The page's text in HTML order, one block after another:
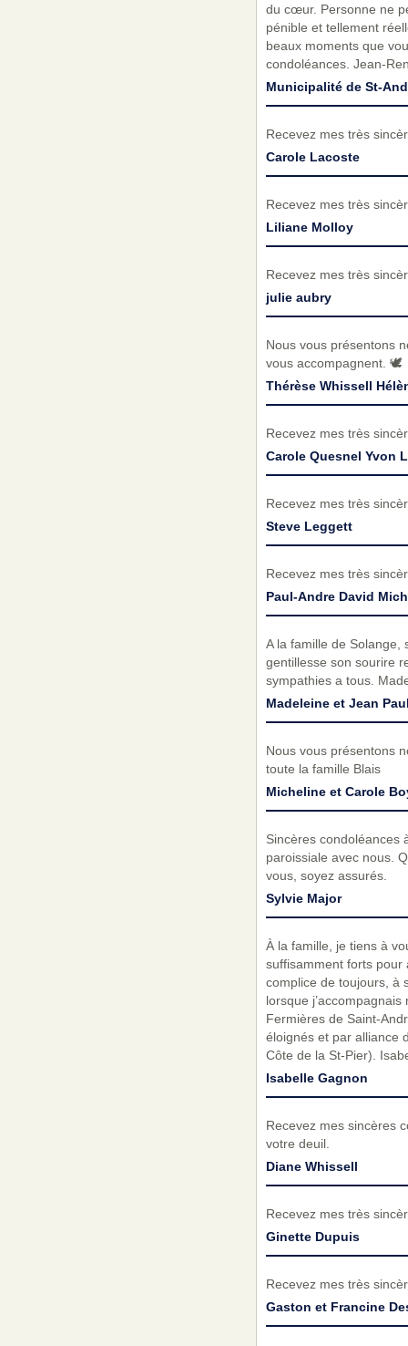
du cœur. Personne ne
pénible et tellement
beaux moments que
condoléances. Jean-
Municipalité de St-
Recevez mes très
Carole Lacoste
Recevez mes très
Liliane Molloy
Recevez mes très
julie aubry
Nous vous présentons
vous accompagnent. 🕊️
Thérèse Whissell
Recevez mes très
Carole Quesnel Yvon
Recevez mes très
Steve Leggett
Recevez mes très
Paul-Andre David
A la famille de Solange,
gentillesse son sourire
sympathies a tous.
Madeleine et Jean
Nous vous présentons
toute la famille Blais
Micheline et Carole
Sincères condoléances
paroissiale avec nous.
vous, soyez assurés.
Sylvie Major
À la famille, je tiens à
suffisamment forts pour
complice de toujours, à
lorsque
Fermières de Saint-
éloignés et par alliance
Côte de la St-Pier).
Isabelle Gagnon
Recevez mes sincères
votre deuil.
Diane Whissell
Recevez mes très
Ginette Dupuis
Recevez mes très
Gaston et Francine